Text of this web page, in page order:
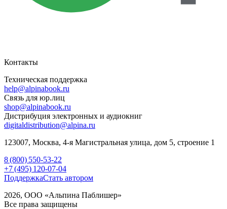
Контакты
Техническая поддержка
help@alpinabook.ru
Связь для юр.лиц
shop@alpinabook.ru
Дистрибуция электронных и аудиокниг
digitaldistribution@alpina.ru
123007, Москва, 4-я Магистральная улица, дом 5, строение 1
8 (800) 550-53-22
+7 (495) 120-07-04
ПоддержкаСтать автором
2026, ООО «Альпина Паблишер»
Все права защищены